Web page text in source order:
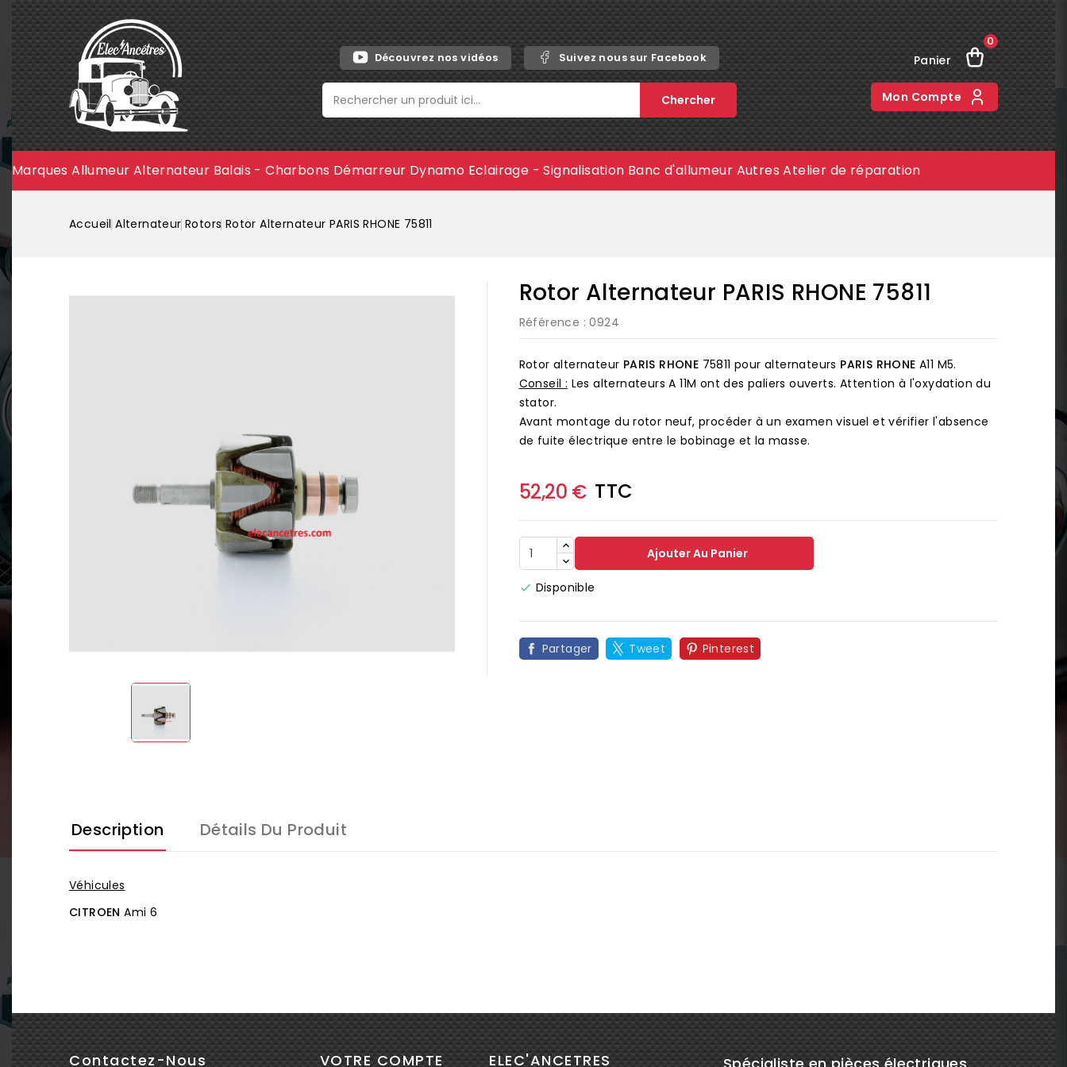
Découvrez nos vidéos Suivez nous sur Facebook
Chercher
Panier
0
Mon Compte
Marques Allumeur Alternateur Balais - Charbons Démarreur Dynamo Eclairage - Signalisation Banc d'allumeur Autres Atelier de réparation
Accueil Alternateur Rotors Rotor Alternateur PARIS RHONE 75811

Rotor Alternateur PARIS RHONE 75811
Référence : 0924
Rotor alternateur PARIS RHONE 75811 pour alternateurs PARIS RHONE A11 M5.
Conseil : Les alternateurs A 11M ont des paliers ouverts. Attention à l'oxydation du
stator.
Avant montage du rotor neuf, procéder à un examen visuel et vérifier l'absence
de fuite électrique entre le bobinage et la masse.
52,20 € TTC
Ajouter Au Panier
 Disponible
Partager Tweet Pinterest
Description Détails Du Produit
Véhicules
CITROEN Ami 6
Contactez-Nous VOTRE COMPTE ELEC'ANCETRES Spécialiste en pièces électriques